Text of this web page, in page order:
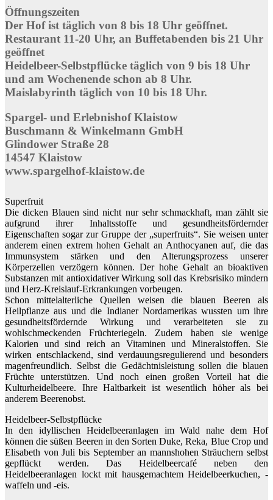
Öffnungszeiten
Der Hof ist täglich von 8 bis 18 Uhr geöffnet.
Restaurant 11-20 Uhr, an Buffetabenden bis 21 Uhr
geöffnet
Heidelbeer-Selbstpflücke täglich von 9 bis 18 Uhr
und am Wochenende schon ab 8 Uhr.
Maislabyrinth täglich von 10 bis 18 Uhr.
Spargel- und Erlebnishof Klaistow
Buschmann & Winkelmann GmbH
Glindower Straße 28
14547 Klaistow
www.spargelhof-klaistow.de
Superfruit
Die dicken Blauen sind nicht nur sehr schmackhaft, man zählt sie
aufgrund ihrer Inhaltsstoffe und gesundheitsfördernder
Eigenschaften sogar zur Gruppe der „superfruits“. Sie weisen unter
anderem einen extrem hohen Gehalt an Anthocyanen auf, die das
Immunsystem stärken und den Alterungsprozess unserer
Körperzellen verzögern können. Der hohe Gehalt an bioaktiven
Substanzen mit antioxidativer Wirkung soll das Krebsrisiko mindern
und Herz-Kreislauf-Erkrankungen vorbeugen.
Schon mittelalterliche Quellen weisen die blauen Beeren als
Heilpflanze aus und die Indianer Nordamerikas wussten um ihre
gesundheitsfördernde Wirkung und verarbeiteten sie zu
wohlschmeckenden Früchteriegeln. Zudem haben sie wenige
Kalorien und sind reich an Vitaminen und Mineralstoffen. Sie
wirken entschlackend, sind verdauungsregulierend und besonders
magenfreundlich. Selbst die Gedächtnisleistung sollen die blauen
Früchte unterstützen. Und noch einen großen Vorteil hat die
Kulturheidelbeere. Ihre Haltbarkeit ist wesentlich höher als bei
anderem Beerenobst.
Heidelbeer-Selbstpflücke
In den idyllischen Heidelbeeranlagen im Wald nahe dem Hof
können die süßen Beeren in den Sorten Duke, Reka, Blue Crop und
Elisabeth von Juli bis September an mannshohen Sträuchern selbst
gepflückt werden. Das Heidelbeercafé neben den
Heidelbeeranlagen lockt mit hausgemachtem Heidelbeerkuchen, -
waffeln und -eis.